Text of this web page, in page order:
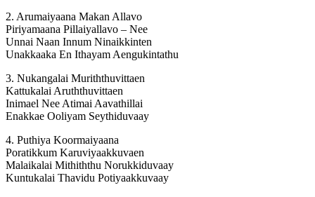
2. Arumaiyaana Makan Allavo
Piriyamaana Pillaiyallavo – Nee
Unnai Naan Innum Ninaikkinten
Unakkaaka En Ithayam Aengukintathu
3. Nukangalai Muriththuvittaen
Kattukalai Aruththuvittaen
Inimael Nee Atimai Aavathillai
Enakkae Ooliyam Seythiduvaay
4. Puthiya Koormaiyaana
Poratikkum Karuviyaakkuvaen
Malaikalai Mithiththu Norukkiduvaay
Kuntukalai Thavidu Potiyaakkuvaay